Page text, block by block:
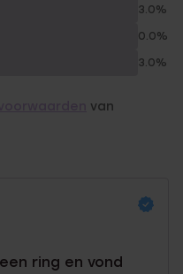
3.0%
0.0%
3.0%
van
ring en vond